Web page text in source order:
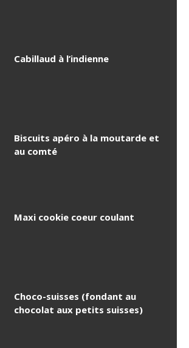
Cabillaud à l’indienne
Biscuits apéro à la moutarde et
au comté
Maxi cookie coeur coulant
Choco-suisses (fondant au
chocolat aux petits suisses)